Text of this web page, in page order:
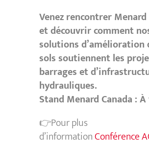
Venez rencontrer Menard
et découvrir comment
solutions d’amélioration
sols soutiennent les
barrages et
hydrauliques.
Stand Menard Canada :
👉Pour plus
d’informationConférence